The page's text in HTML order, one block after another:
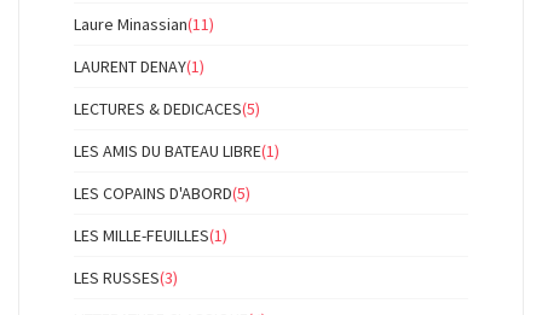
Laure Minassian(11)
LAURENT DENAY(1)
LECTURES & DEDICACES(5)
LES AMIS DU BATEAU LIBRE(1)
LES COPAINS D'ABORD(5)
LES MILLE-FEUILLES(1)
LES RUSSES(3)